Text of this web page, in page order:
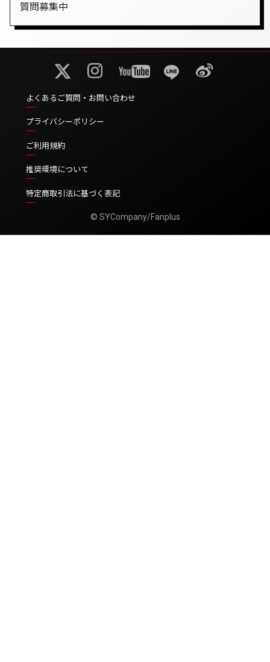
質問募集中
よくあるご質問・お問い合わせ
プライバシーポリシー
ご利用規約
推奨環境について
特定商取引法に基づく表記
© SYCompany/Fanplus